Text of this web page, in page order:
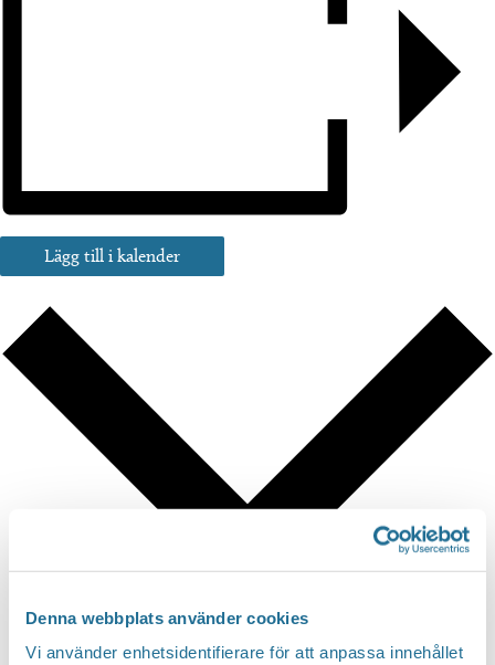
Denna webbplats använder cookies
Vi använder enhetsidentifierare för att anpassa innehållet
Lägg till i kalender
Google Kalender